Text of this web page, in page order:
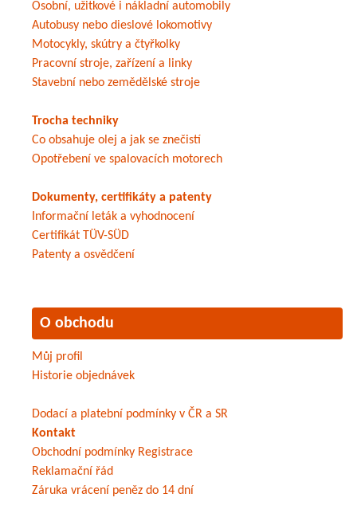
Osobní, užitkové i nákladní automobily
Autobusy nebo dieslové lokomotivy
Motocykly, skútry a čtyřkolky
Pracovní stroje, zařízení a linky
Stavební nebo zemědělské stroje
Trocha techniky
Co obsahuje olej a jak se znečistí
Opotřebení ve spalovacích motorech
Dokumenty, certifikáty a patenty
Informační leták a vyhodnocení
Certifikát TÜV-SÜD
Patenty a osvědčení
O obchodu
Můj profil
Historie objednávek
Dodací a platební podmínky v ČR a SR
Kontakt
Obchodní podmínky Registrace
Reklamační řád
Záruka vrácení peněz do 14 dní